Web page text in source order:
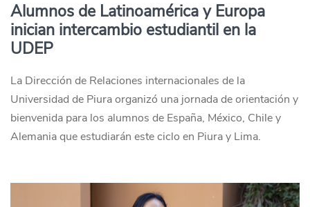
Alumnos de Latinoamérica y Europa
inician intercambio estudiantil en la
UDEP
La Dirección de Relaciones internacionales de la
Universidad de Piura organizó una jornada de orientación y
bienvenida para los alumnos de España, México, Chile y
Alemania que estudiarán este ciclo en Piura y Lima.